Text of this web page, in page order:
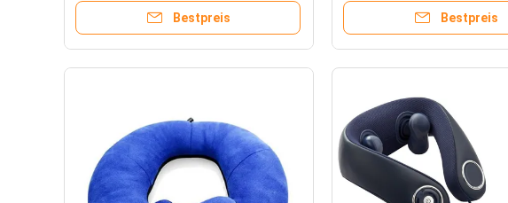
Bestpreis
Spannungen
Bestpreis